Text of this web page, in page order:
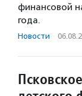
финансовой
года.
Новости ·